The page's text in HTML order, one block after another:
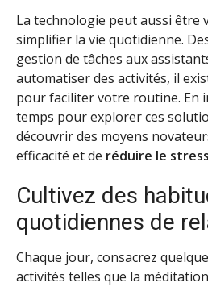
La technologie peut aussi être
simplifier la vie quotidienne.
gestion de tâches aux
automatiser des activités, il
pour faciliter votre routine. En
temps pour explorer ces
découvrir des moyens
efficacité et de réduire le stress
Cultivez des
quotidiennes de
Chaque jour, consacrez
activités telles que la